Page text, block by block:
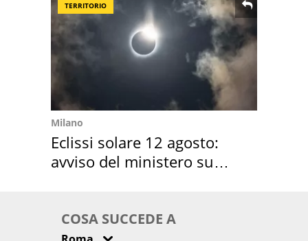
TERRITORIO
Milano
Eclissi solare 12 agosto:
avviso del ministero su